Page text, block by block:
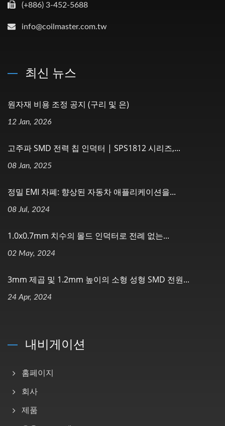
(+886) 3-452-5688
info@coilmaster.com.tw
최신 뉴스
원자재 비용 조정 공지 (구리 및 은)
12 Jan, 2026
고주파 SMD 전력 칩 인덕터 | SPS1812 시리즈,...
08 Jan, 2025
정밀 EMI 차폐: 향상된 자동차 애플리케이션을...
08 Jul, 2024
1.0x0.7mm 치수의 몰드 인덕터로 전례 없는...
02 May, 2024
3mm 제곱 및 1.2mm 높이의 소형 성형 SMD 전원...
24 Apr, 2024
내비게이션
홈페이지
회사
제품